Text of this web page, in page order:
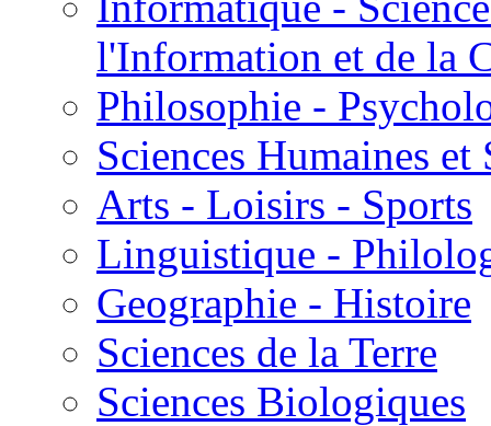
l'Information et de la
Philosophie -
Sciences Humaines et
Arts - Loisirs - Sports
Linguistique -
Geographie - Histoire
Sciences de la Terre
Sciences Biologiques